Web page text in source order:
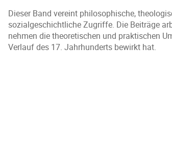
Dieser Band vereint philosophische,
sozialgeschichtliche Zugriffe. Die Beiträge
nehmen die theoretischen und praktischen
Verlauf des 17. Jahrhunderts bewirkt hat.